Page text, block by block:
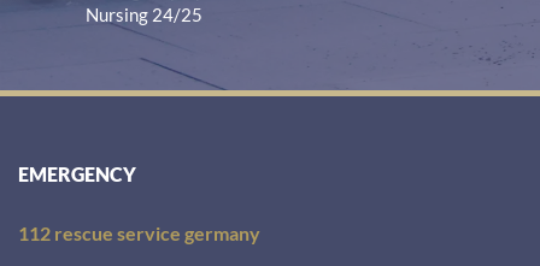
Nursing 24/25
EMERGENCY
112 rescue service germany